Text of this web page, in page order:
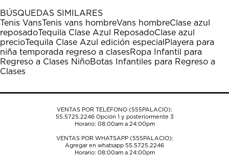
1
estrella
Esta
acción
abrirá
el
formulario
de
estrellas.
Esta
acción
abrirá
el
formulario
de
estrellas.
Esta
acción
abrirá
el
formulario
estrellas.
Esta
acción
abrirá
el
formulario
estrellas.
Esta
acción
abrirá
el
formulario
BÚSQUEDAS SIMILARES
Tenis VansTenis vans hombreVans hombreClase azul
reposadoTequila Clase Azul ReposadoClase azul
precioTequila Clase Azul edición especial Playera para
niña temporada regreso a clasesRopa Infantil para
Regreso a Clases NiñoBotas Infantiles para Regreso a
Clases
VENTAS POR TELÉFONO (555PALACIO):
55.5725.2246Opción 1 y posteriormente 3
Horario: 08:00am a 24:00pm
VENTAS POR WHATSAPP (555PALACIO):
Agregar en whatsapp 55.5725.2246
Horario: 08:00am a 24:00pm